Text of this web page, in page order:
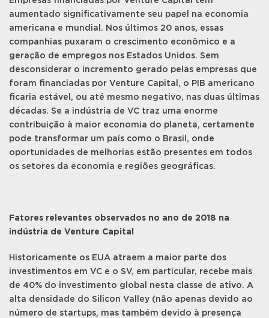
aumentado significativamente seu papel na economia
americana e mundial. Nos últimos 20 anos, essas
companhias puxaram o crescimento econômico e a
geração de empregos nos Estados Unidos. Sem
desconsiderar o incremento gerado pelas empresas que
foram financiadas por Venture Capital, o PIB americano
ficaria estável, ou até mesmo negativo, nas duas últimas
décadas. Se a indústria de VC traz uma enorme
contribuição à maior economia do planeta, certamente
pode transformar um país como o Brasil, onde
oportunidades de melhorias estão presentes em todos
os setores da economia e regiões geográficas.
Fatores relevantes observados no ano de 2018 na
indústria de Venture Capital
Historicamente os EUA atraem a maior parte dos
investimentos em VC e o SV, em particular, recebe mais
de 40% do investimento global nesta classe de ativo. A
alta densidade do Silicon Valley (não apenas devido ao
número de startups, mas também devido à presença